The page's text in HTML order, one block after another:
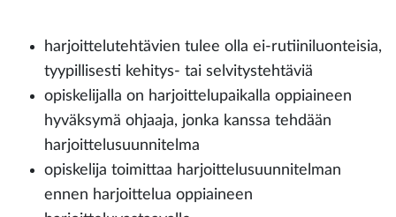
harjoittelutehtävien tulee olla ei-rutiiniluonteisia,
tyypillisesti kehitys- tai selvitystehtäviä
opiskelijalla on harjoittelupaikalla oppiaineen
hyväksymä ohjaaja, jonka kanssa tehdään
harjoittelusuunnitelma
opiskelija toimittaa harjoittelusuunnitelman
ennen harjoittelua oppiaineen